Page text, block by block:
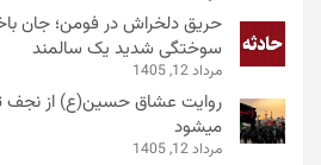
سوختگی شدید یک سالمند
مرداد 12, 1405
روایت عشاق حسین(ع) از نجف تا
میشود
مرداد 12, 1405